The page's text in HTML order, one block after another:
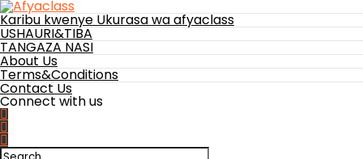
Karibu kwenye Ukurasa wa afyaclass
USHAURI&TIBA
TANGAZA NASI
About Us
Terms&Conditions
Contact Us
Connect with us